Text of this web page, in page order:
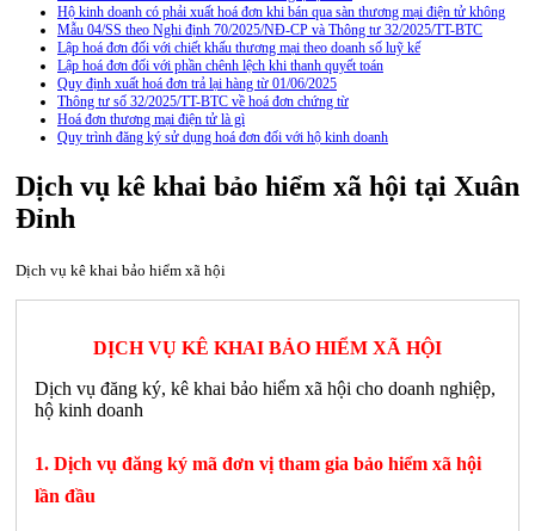
Hộ kinh doanh có phải xuất hoá đơn khi bán qua sàn thương mại điện tử không
Mẫu 04/SS theo Nghi định 70/2025/NĐ-CP và Thông tư 32/2025/TT-BTC
Lập hoá đơn đối với chiết khấu thương mại theo doanh số luỹ kế
Lập hoá đơn đối với phần chênh lệch khi thanh quyết toán
Quy định xuất hoá đơn trả lại hàng từ 01/06/2025
Thông tư số 32/2025/TT-BTC về hoá đơn chứng từ
Hoá đơn thương mại điện tử là gì
Quy trình đăng ký sử dụng hoá đơn đối với hộ kinh doanh
Dịch vụ kê khai bảo hiểm xã hội tại Xuân
Đỉnh
Dịch vụ kê khai bảo hiểm xã hội
DỊCH VỤ KÊ KHAI BẢO HIỂM XÃ HỘI
Dịch vụ đăng ký, kê khai bảo hiểm xã hội cho doanh nghiệp,
hộ kinh doanh
1. Dịch vụ đăng ký mã đơn vị tham gia bảo hiểm xã hội
lần đầu